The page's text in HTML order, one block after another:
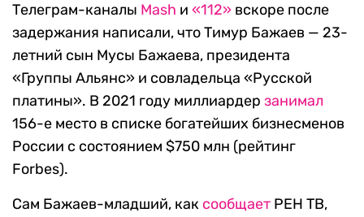
Телеграм-каналы Mash и «112» вскоре после
задержания написали, что Тимур Бажаев — 23-
летний сын Мусы Бажаева, президента
«Группы Альянс» и совладельца «Русской
платины». В 2021 году миллиардер занимал
156-е место в списке богатейших бизнесменов
России с состоянием $750 млн (рейтинг
Forbes).
Сам Бажаев-младший, как сообщает РЕН ТВ,